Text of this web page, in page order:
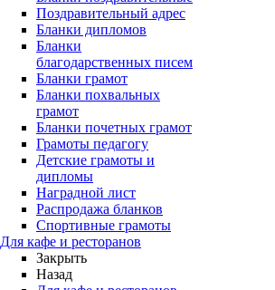
Поздравительный адрес
Бланки дипломов
Бланки
благодарственных писем
Бланки грамот
Бланки похвальных
грамот
Бланки почетных грамот
Грамоты педагогу
Детские грамоты и
дипломы
Наградной лист
Распродажа бланков
Спортивные грамоты
Для кафе и ресторанов
Закрыть
Назад